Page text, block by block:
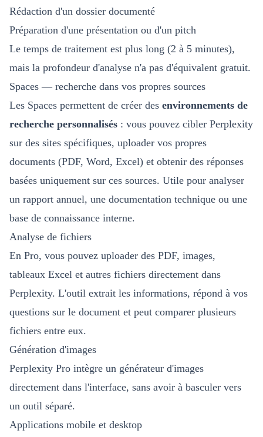
Rédaction d'un dossier documenté
Préparation d'une présentation ou d'un pitch
Le temps de traitement est plus long (2 à 5 minutes),
mais la profondeur d'analyse n'a pas d'équivalent gratuit.
Spaces — recherche dans vos propres sources
Les Spaces permettent de créer des environnements de
recherche personnalisés : vous pouvez cibler Perplexity
sur des sites spécifiques, uploader vos propres
documents (PDF, Word, Excel) et obtenir des réponses
basées uniquement sur ces sources. Utile pour analyser
un rapport annuel, une documentation technique ou une
base de connaissance interne.
Analyse de fichiers
En Pro, vous pouvez uploader des PDF, images,
tableaux Excel et autres fichiers directement dans
Perplexity. L'outil extrait les informations, répond à vos
questions sur le document et peut comparer plusieurs
fichiers entre eux.
Génération d'images
Perplexity Pro intègre un générateur d'images
directement dans l'interface, sans avoir à basculer vers
un outil séparé.
Applications mobile et desktop